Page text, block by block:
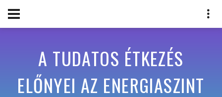
A TUDATOS ÉTKEZÉS
ELŐNYEI AZ ENERGIASZINT